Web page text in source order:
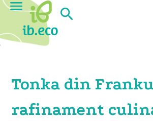
Tonka din
rafinament